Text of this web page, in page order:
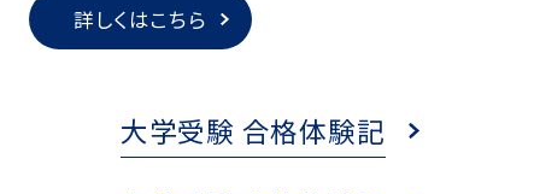
した。詳しくはこちら
大学受験 合格体験記